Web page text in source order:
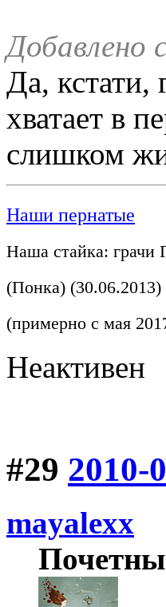
Добавлено
Да, кстати,
хватает в
слишком
Наши пернатые
Наша стайка: грачи
(Понка) (30.06.2013)
(примерно с мая
Неактивен
#29 2010-
mayalexx